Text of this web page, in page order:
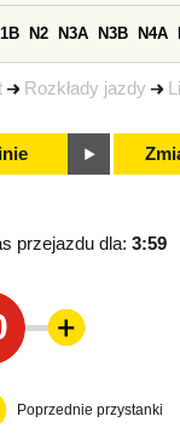
Rozkłady jazdy
N2 N3A N3B N4A
przejazdu dla: 3:59
Poprzednie przystanki